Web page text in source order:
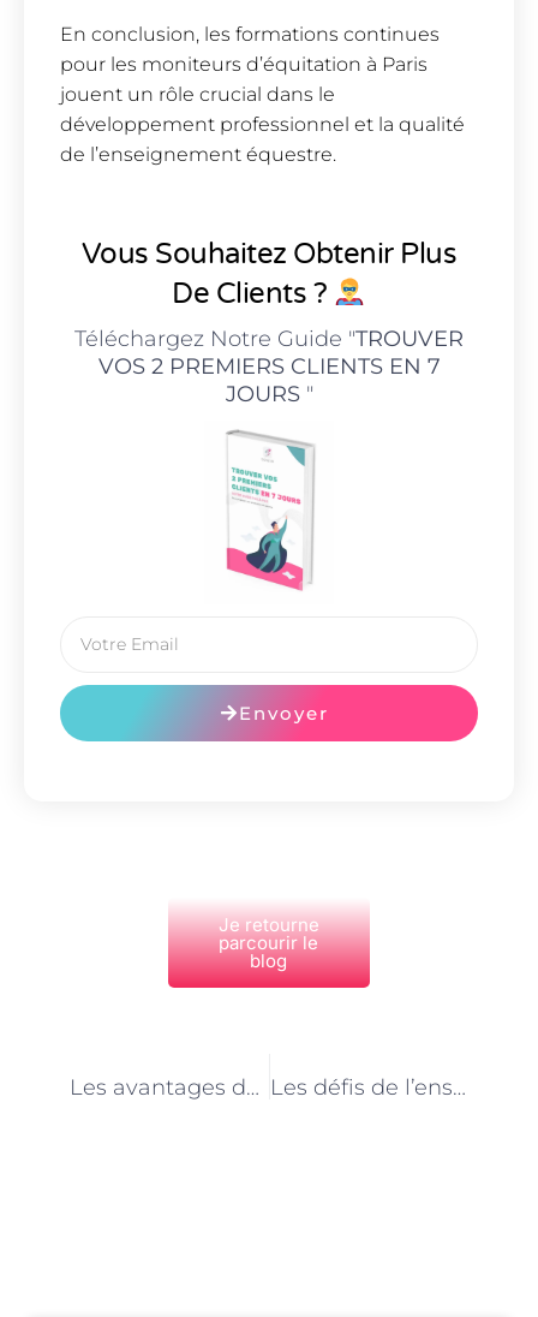
En conclusion, les formations continues
pour les moniteurs d’équitation à Paris
jouent un rôle crucial dans le
développement professionnel et la qualité
de l’enseignement équestre.
Vous Souhaitez Obtenir Plus
De Clients ?
Téléchargez Notre Guide "TROUVER
VOS 2 PREMIERS CLIENTS EN 7
JOURS"
Envoyer
Je retourne
parcourir le
blog
Les avantages de suivre des cours avec un moniteur d’équitation à Paris Les défis de l’enseignement de l’équitation adaptée à Paris